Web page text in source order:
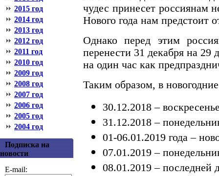
2015 год
2014 год
2013 год
2012 год
2011 год
2010 год
2009 год
2008 год
2007 год
2006 год
2005 год
2004 год
Подписка на
новости
E-mail:
чудес принесет россиянам
Нового года нам предстоит
Однако перед этим
перенести 31 декабря на 29
на один час как
Таким образом, в
30.12.2018 –
31.12.2018 –
01-06.01.2019 года –
07.01.2019 –
08.01.2019 – последней